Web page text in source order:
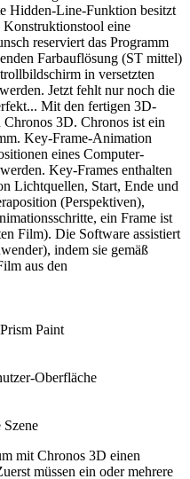
Hidden-Line-Funktion besitzt
eine
reserviert das Programm
Farbauflösung (ST mittel)
in versetzten
Jetzt fehlt nur noch die
Mit den fertigen 3D-
Chronos 3D. Chronos ist ein
Key-Frame-Animation
eines Computer-
Key-Frames enthalten
Lichtquellen, Start, Ende und
(Perspektiven),
ein Frame ist
Film). Die Software assistiert
indem sie gemäß
aus den
Paint
Oberfläche
mit Chronos 3D einen
müssen ein oder mehrere